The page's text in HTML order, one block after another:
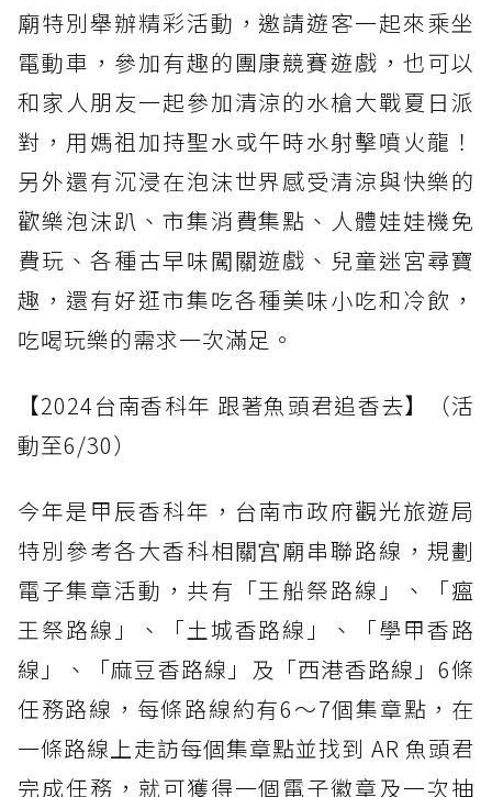
廟特別舉辦精彩活動，邀請遊客一起來乘坐
電動車，參加有趣的團康競賽遊戲，也可以
和家人朋友一起參加清涼的水槍大戰夏日派
對，用媽祖加持聖水或午時水射擊噴火龍！
另外還有沉浸在泡沫世界感受清涼與快樂的
歡樂泡沫趴、市集消費集點、人體娃娃機免
費玩、各種古早味闖關遊戲、兒童迷宮尋寶
趣，還有好逛市集吃各種美味小吃和冷飲，
吃喝玩樂的需求一次滿足。
【2024台南香科年 跟著魚頭君追香去】（活
動至6/30）
今年是甲辰香科年，台南市政府觀光旅遊局
特別參考各大香科相關宫廟串聯路線，規劃
電子集章活動，共有「王船祭路線」、「瘟
王祭路線」、「土城香路線」、「學甲香路
線」、「麻豆香路線」及「西港香路線」6條
任務路線，每條路線約有6～7個集章點，在
一條路線上走訪每個集章點並找到 AR 魚頭君
完成任務，就可獲得一個電子徽章及一次抽